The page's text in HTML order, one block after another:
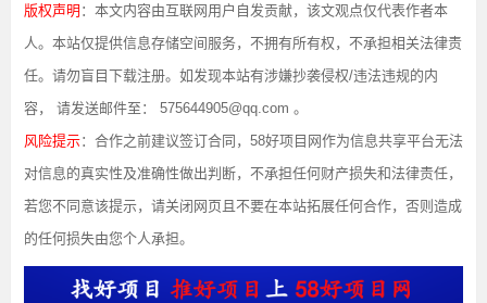
版权声明 ：本文内容由互联网用户自发贡献，该文观点仅代表作者本
人。本站仅提供信息存储空间服务，不拥有所有权，不承担相关法律责
任。请勿盲目下载注册。如发现本站有涉嫌抄袭侵权/违法违规的内
容， 请发送邮件至： 575644905@qq.com 。
风险提示：合作之前建议签订合同，58好项目网作为信息共享平台无法
对信息的真实性及准确性做出判断，不承担任何财产损失和法律责任，
若您不同意该提示，请关闭网页且不要在本站拓展任何合作，否则造成
的任何损失由您个人承担。